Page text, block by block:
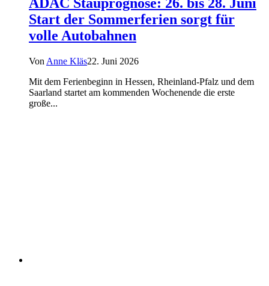
ADAC Stauprognose: 26. bis 28. Juni
Start der Sommerferien sorgt für
volle Autobahnen
Von Anne Kläs22. Juni 2026
Mit dem Ferienbeginn in Hessen, Rheinland-Pfalz und dem
Saarland startet am kommenden Wochenende die erste
große...